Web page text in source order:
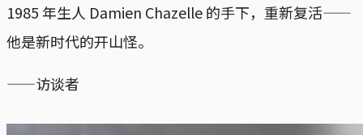
1985 年生人 Damien Chazelle 的手下，重新复活——
他是新时代的开山怪。
——访谈者